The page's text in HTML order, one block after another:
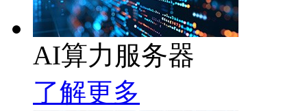
AI算力服务器
了解更多